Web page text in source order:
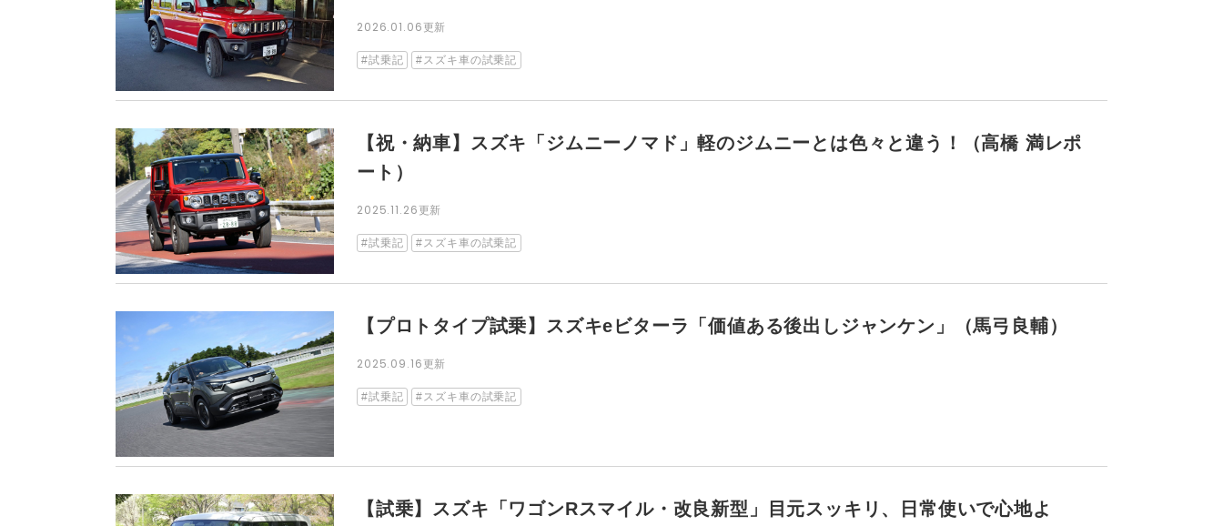
2026.01.06更新
試乗記 スズキ車の試乗記
【祝・納車】スズキ「ジムニーノマド」軽のジムニーとは色々と違う！（高橋 満レポ
ート）
2025.11.26更新
試乗記 スズキ車の試乗記
【プロトタイプ試乗】スズキeビターラ「価値ある後出しジャンケン」（馬弓良輔）
2025.09.16更新
試乗記 スズキ車の試乗記
【試乗】スズキ「ワゴンRスマイル・改良新型」目元スッキリ、日常使いで心地よ